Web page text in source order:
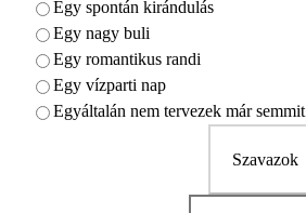
Egy spontán kirándulás
Egy nagy buli
Egy romantikus randi
Egy vízparti nap
Egyáltalán nem tervezek már semmit
Szavazok